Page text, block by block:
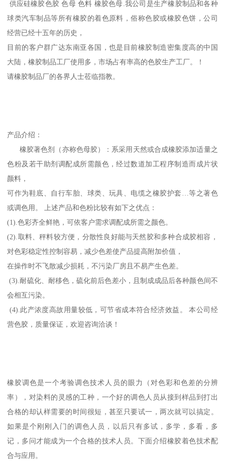
供应硅橡胶色胶 色母 色料 橡胶色母.我公司是生产橡胶制品和各种
球类汽车制品等所有橡胶的着色原料，俗称色胶或橡胶色饼，公司
经营已经十五年的历史，
目前的客户群广达东南亚各国，也是目前橡胶制造密集度高的中国
大陆，橡胶制品工厂使用多，市场占有率高的色胶生产工厂。！
请橡胶制品厂的各界人士莅临指教。
产品介绍：
橡胶著色剂（亦称色母胶）：系采用天然或合成橡胶添加适量之
色粉及若干助剂调配成所需颜色，经过数道加工程序制造而成片状
颜料，
可作为鞋底、自行车胎、球类、玩具、电缆之橡胶护套…等之著色
或调色用。 上述产品和色粉比较有如下之优点：
(1).色彩齐全鲜艳，可依客户需求调配成所需之颜色。
(2).取料、秤料较方便，分散性良好能与天然胶和多种合成胶相容，
对色彩稳定性控制容易，减少色差使产品提高附加价值，
在操作时不飞散减少损耗，不污染厂房且不易产生色差。
(3).耐硫化、耐移色，硫化前后色差小，且制成成品后各种颜色间不
会相互污染。
(4).此产浓度高故用量较低，可节省成本符合经济效益。 本公司经
营色胶，质量保证，欢迎咨询洽谈！
橡胶调色是一个考验调色技术人员的眼力（对色彩和色差的分辨
率），对染料的灵感的工种，一个好的调色人员从接到样品到打出
合格的却认样需要的时间很短，甚至只要试一，两次就可以搞定。
如果是个刚刚入门的调色人员，以后只有多试，多学，多看，多
记，多问才能成为一个合格的技术人员。下面介绍橡胶着色技术配
合与应用。